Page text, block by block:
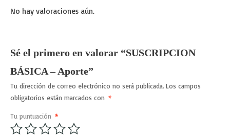
No hay valoraciones aún.
Sé el primero en valorar “SUSCRIPCION
BÁSICA – Aporte”
Tu dirección de correo electrónico no será publicada. Los campos
obligatorios están marcados con *
Tu puntuación *